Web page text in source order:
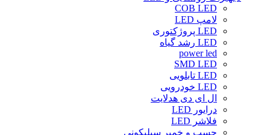
COB LED
لامپ LED
LED پروژکتوری
LED رشد گیاه
power led
SMD LED
LED تابلویی
LED خودرویی
ال ای دی هدلایت
درایور LED
فلاشر LED
چسب و خمیر سیلیکونی